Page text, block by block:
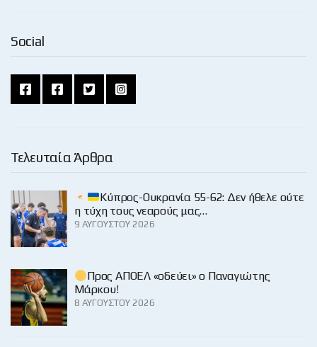
Social
Τελευταία Άρθρα
Κύπρος-Ουκρανία 55-62: Δεν ήθελε ούτε
η τύχη τους νεαρούς μας…
9 ΑΥΓΟΎΣΤΟΥ 2026
Προς ΑΠΟΕΛ «οδεύει» ο Παναγιώτης
Μάρκου!
8 ΑΥΓΟΎΣΤΟΥ 2026